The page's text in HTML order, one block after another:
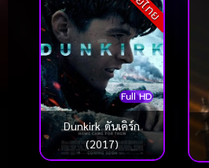
Full HD
Dunkirk ดันเคิร์ก
(2017)